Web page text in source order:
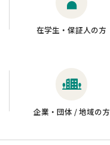
在学生・保証人の方
企業・団体 / 地域の方